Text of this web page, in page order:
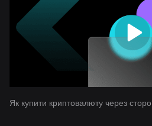
Як купити криптовалюту через